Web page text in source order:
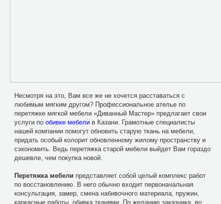
Несмотря на это, Вам все же не хочется расставаться с
любимым мягким другом? Профессиональное ателье по
перетяжке мягкой мебели «Диванный Мастер» предлагает свои
услуги по обивке мебели в Казани. Грамотные специалисты
нашей компании помогут обновить старую ткань на мебели,
придать особый колорит обновленному жилому пространству и
сэкономить. Ведь перетяжка старой мебели выйдет Вам гораздо
дешевле, чем покупка новой.
Перетяжка мебели представляет собой целый комплекс работ
по восстановлению. В него обычно входит первоначальная
консультация, замер, смена набивочного материала, пружин,
каркасные работы, обивка тканями. По желанию заказчика, во